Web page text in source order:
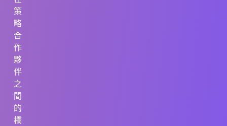
策
略
合
作
夥
伴
之
間
的
橋